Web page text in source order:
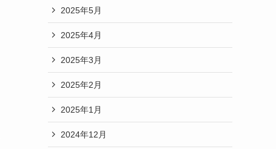
2025年5月
2025年4月
2025年3月
2025年2月
2025年1月
2024年12月